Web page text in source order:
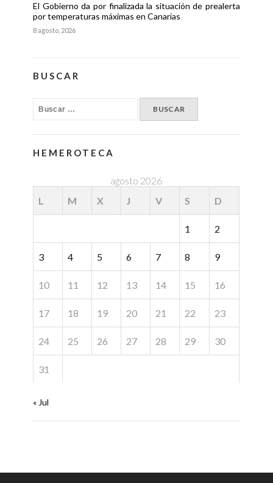
El Gobierno da por finalizada la situación de prealerta
por temperaturas máximas en Canarias
8 agosto, 2026
BUSCAR
HEMEROTECA
agosto 2026
L
M X J V S D
1 2
3 4 5 6 7 8 9
10 11 12 13 14 15 16
17 18 19 20 21 22 23
24 25 26 27 28 29 30
31
« Jul